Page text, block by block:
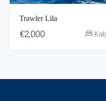
Trawler Lila
€2,000